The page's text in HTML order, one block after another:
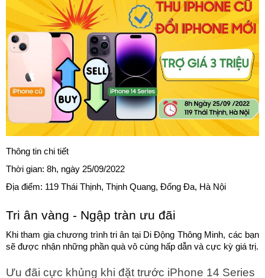
Thông tin chi tiết
Thời gian: 8h, ngày 25/09/2022
Địa điểm: 119 Thái Thịnh, Thịnh Quang, Đống Đa, Hà Nội
Tri ân vàng - Ngập tràn ưu đãi
Khi tham gia chương trình tri ân tại Di Động Thông Minh, các bạn
sẽ được nhận những phần quà vô cùng hấp dẫn và cực kỳ giá trị.
Ưu đãi cực khủng khi đặt trước iPhone 14 Series